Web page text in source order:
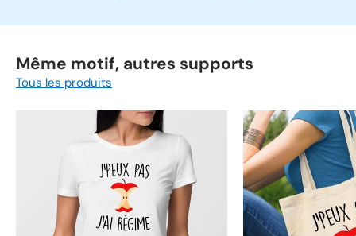
Même motif, autres supports
Tous les produits